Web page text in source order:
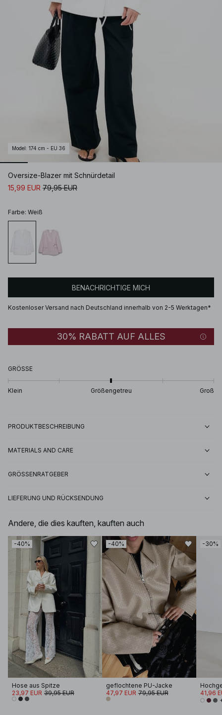
Model : 174 cm - EU 36
Oversize-Blazer mit Schnürdetail
15,99 EUR 79,95 EUR
Farbe: Weiß
BENACHRICHTIGE MICH
Kostenloser Versand nach Deutschland innerhalb von 2-5 Werktagen*
30% RABATT AUF ALLES
GRÖSSE
Klein Größengetreu Groß
PRODUKTBESCHREIBUNG
MATERIALS AND CARE
GRÖSSENRATGEBER
LIEFERUNG UND RÜCKSENDUNG
Andere, die dies kauften, kauften auch
-40%
Hose aus Spitze
23,97 EUR 39,95 EUR
-40%
geflochtene PU-Jacke
47,97 EUR 79,95 EUR
-30%
41,96